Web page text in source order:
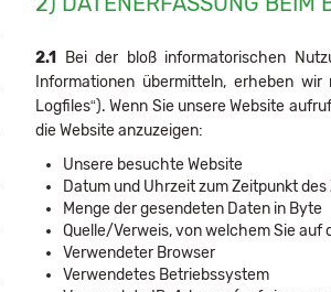
2.1 Bei der bloß informatorischen
Informationen übermitteln, erheben
Logfiles“). Wenn Sie unsere Website
die Website anzuzeigen:
Unsere besuchte Website
Datum und Uhrzeit zum Zeitpunkt
Menge der gesendeten Daten in Byte
Quelle/Verweis, von welchem Sie auf
Verwendeter Browser
Verwendetes Betriebssystem